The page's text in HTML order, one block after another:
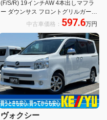
(F/S/R) 19インチAW 4本出しマフラ
ー ダウンサス フロントグリルガーニ
ッシュ 10.5インチDAプラス 快適パ
パノラミックビュー
中古車価格： 597.6万円
ヴォクシー